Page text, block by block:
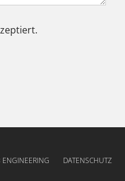
ENGINEERING DATENSCHUTZ